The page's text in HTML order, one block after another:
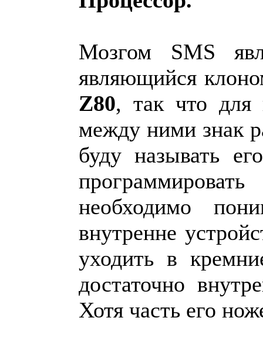
Мозгом SMS
являющийся
Z80, так что для
между ними знак
буду называть
необходимо
внутренне
уходить в
достаточно
Хотя часть его